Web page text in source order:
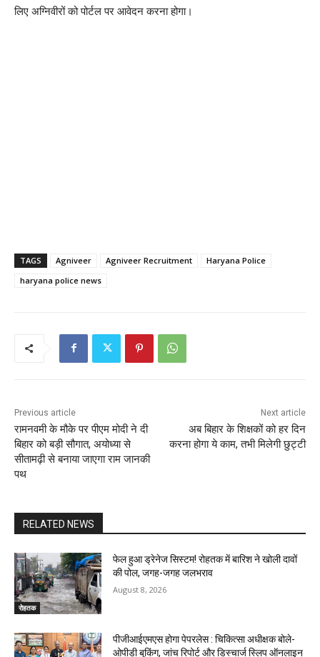
लिए अग्निवीरों को पोर्टल पर आवेदन करना होगा।
TAGS Agniveer Agniveer Recruitment
Haryana Police
haryana police news
Previous article
रामनवमी के मौके पर पीएम मोदी ने दी
बिहार को बड़ी सौगात, अयोध्या से
सीतामढ़ी से बनाया जाएगा राम जानकी
पथ
Next article
अब बिहार के शिक्षकों को हर दिन
करना होगा ये काम, तभी मिलेगी छुट्टी
RELATED NEWS
रोहतक
फेल हुआ ड्रेनेज सिस्टम! रोहतक में बारिश ने खोली दावों
की पोल, जगह-जगह जलभराव
August 8, 2026
पीजीआईएमएस होगा पेपरलेस : चिकित्सा अधीक्षक बोले-
ओपीडी बुकिंग, जांच रिपोर्ट और डिस्चार्ज स्लिप ऑनलाइन